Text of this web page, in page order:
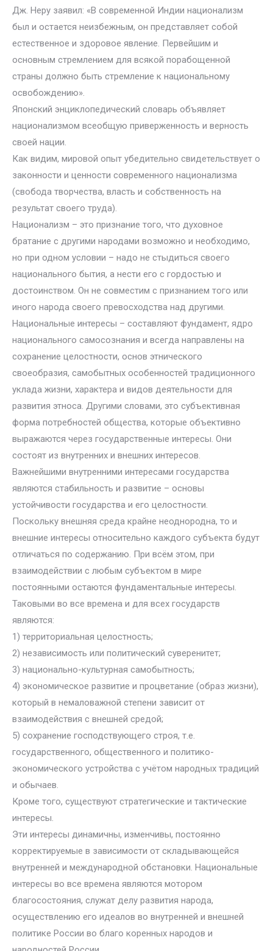
Дж. Неру заявил: «В современной Индии национализм
был и остается неизбежным, он представляет собой
естественное и здоровое явление. Первейшим и
основным стремлением для всякой порабощенной
страны должно быть стремление к национальному
освобождению».
Японский энциклопедический словарь объявляет
национализмом всеобщую приверженность и верность
своей нации.
Как видим, мировой опыт убедительно свидетельствует о
законности и ценности современного национализма
(свобода творчества, власть и собственность на
результат своего труда).
Национализм – это признание того, что духовное
братание с другими народами возможно и необходимо,
но при одном условии – надо не стыдиться своего
национального бытия, а нести его с гордостью и
достоинством. Он не совместим с признанием того или
иного народа своего превосходства над другими.
Национальные интересы – составляют фундамент, ядро
национального самосознания и всегда направлены на
сохранение целостности, основ этнического
своеобразия, самобытных особенностей традиционного
уклада жизни, характера и видов деятельности для
развития этноса. Другими словами, это субъективная
форма потребностей общества, которые объективно
выражаются через государственные интересы. Они
состоят из внутренних и внешних интересов.
Важнейшими внутренними интересами государства
являются стабильность и развитие – основы
устойчивости государства и его целостности.
Поскольку внешняя среда крайне неоднородна, то и
внешние интересы относительно каждого субъекта будут
отличаться по содержанию. При всём этом, при
взаимодействии с любым субъектом в мире
постоянными остаются фундаментальные интересы.
Таковыми во все времена и для всех государств
являются:
1) территориальная целостность;
2) независимость или политический суверенитет;
3) национально-культурная самобытность;
4) экономическое развитие и процветание (образ жизни),
который в немаловажной степени зависит от
взаимодействия с внешней средой;
5) сохранение господствующего строя, т.е.
государственного, общественного и политико-
экономического устройства с учётом народных традиций
и обычаев.
Кроме того, существуют стратегические и тактические
интересы.
Эти интересы динамичны, изменчивы, постоянно
корректируемые в зависимости от складывающейся
внутренней и международной обстановки. Национальные
интересы во все времена являются мотором
благосостояния, служат делу развития народа,
осуществлению его идеалов во внутренней и внешней
политике России во благо коренных народов и